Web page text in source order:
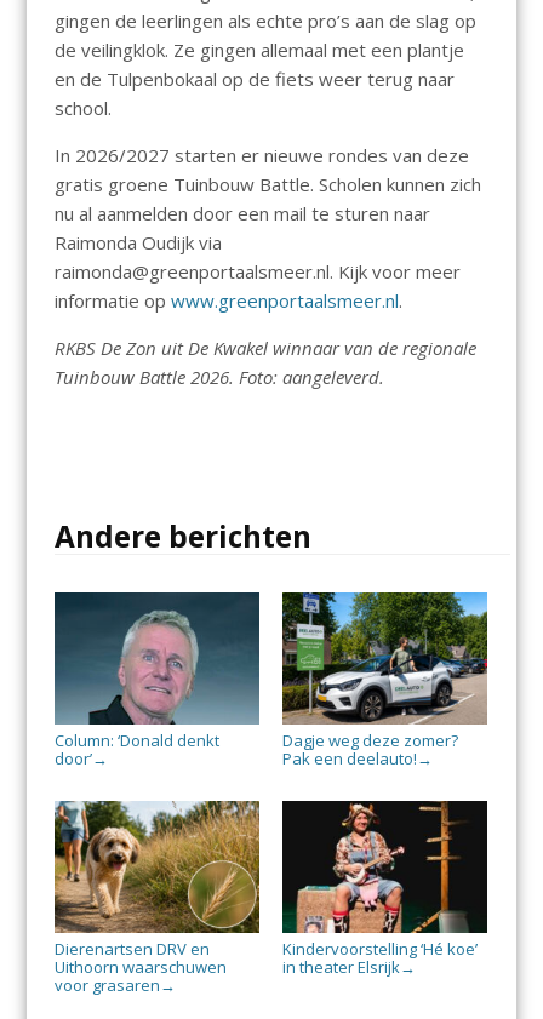
gingen de leerlingen als echte pro’s aan de slag op
de veilingklok. Ze gingen allemaal met een plantje
en de Tulpenbokaal op de fiets weer terug naar
school.
In 2026/2027 starten er nieuwe rondes van deze
gratis groene Tuinbouw Battle. Scholen kunnen zich
nu al aanmelden door een mail te sturen naar
Raimonda Oudijk via
raimonda@greenportaalsmeer.nl. Kijk voor meer
informatie op www.greenportaalsmeer.nl.
RKBS De Zon uit De Kwakel winnaar van de regionale
Tuinbouw Battle 2026. Foto: aangeleverd.
Andere berichten
Column: ‘Donald denkt
door’→
Dagje weg deze zomer?
Pak een deelauto! →
Dierenartsen DRV en
Uithoorn waarschuwen
voor grasaren →
Kindervoorstelling ‘Hé koe’
in theater Elsrijk→